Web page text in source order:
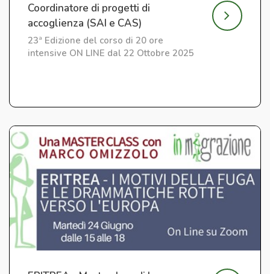
Coordinatore di progetti di
accoglienza (SAI e CAS)
23ª Edizione del corso di 20 ore
intensive ON LINE dal 22 Ottobre 2025